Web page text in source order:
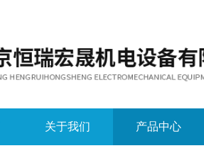
关于我们 产品中心